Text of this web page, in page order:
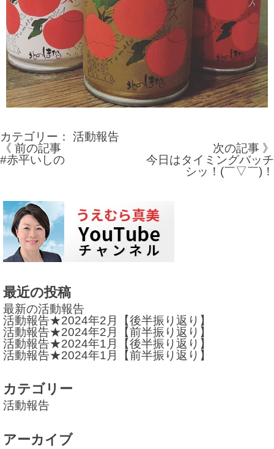
カテゴリー： 活動報告
投
ビ
ゲ
ー
ョ
ン
《 前の記事
#赤平いしの
次の記事 》
今日はタイミングバッチ
シッ！(￣▽￣)！
最近の投稿
最新の活動報告
活動報告★2024年2月【後半振り返り】
活動報告★2024年2月【前半振り返り】
活動報告★2024年1月【後半振り返り】
活動報告★2024年1月【前半振り返り】
カテゴリー
活動報告
アーカイブ